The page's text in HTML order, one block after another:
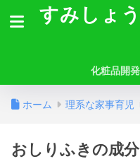
すみしょ
化粧品開
ホーム 理系な家事育児
おしりふきの成